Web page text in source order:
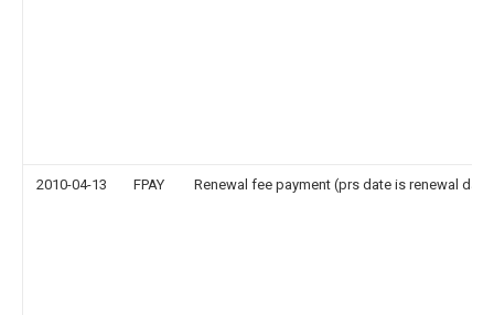
2010-04-13 FPAY Renewal fee payment (prs date is renewal